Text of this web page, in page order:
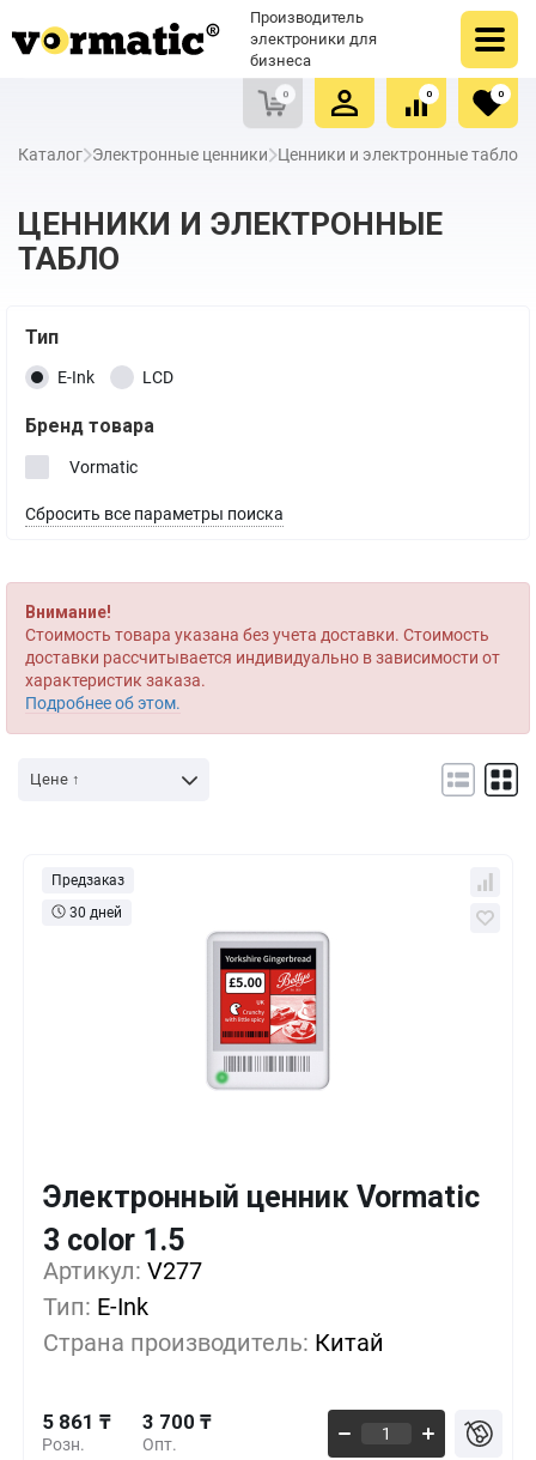
Производитель
электроники для
бизнеса
0
Очистить список сравнения
0
Очистить избранное
0
Каталог Электронные ценники Ценники и электронные табло
ЦЕННИКИ И ЭЛЕКТРОННЫЕ
ТАБЛО
Тип
E-Ink LCD
Бренд товара
Vormatic
Сбросить все параметры поиска
Внимание!
Стоимость товара указана без учета доставки. Стоимость
доставки рассчитывается индивидуально в зависимости от
характеристик заказа.
Подробнее об этом.
Цене ↑
Предзаказ
30 дней
Электронный ценник Vormatic
3 color 1.5
Артикул: V277
Тип: E-Ink
Страна производитель: Китай
Розн.
5 861 ₸
Опт.
3 700 ₸
1+ 0%
500+
1000+ -30%